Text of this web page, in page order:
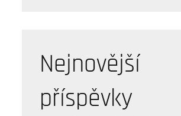
Nejnovější
příspěvky